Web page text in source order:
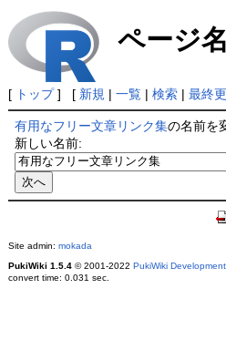
ページ
[ トップ] [ 新規 | 一覧| 検索| 最終
有用なフリー文章リンク集の名前を
新しい名前:
Site admin: mokada
PukiWiki 1.5.4© 2001-2022 PukiWiki
convert time: 0.031 sec.